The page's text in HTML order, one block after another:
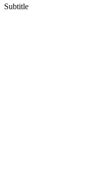
Subtitle